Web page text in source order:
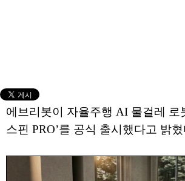
에브리봇이 자율주행 AI 물걸레 로
스핀 PRO’를 공식 출시했다고 밝